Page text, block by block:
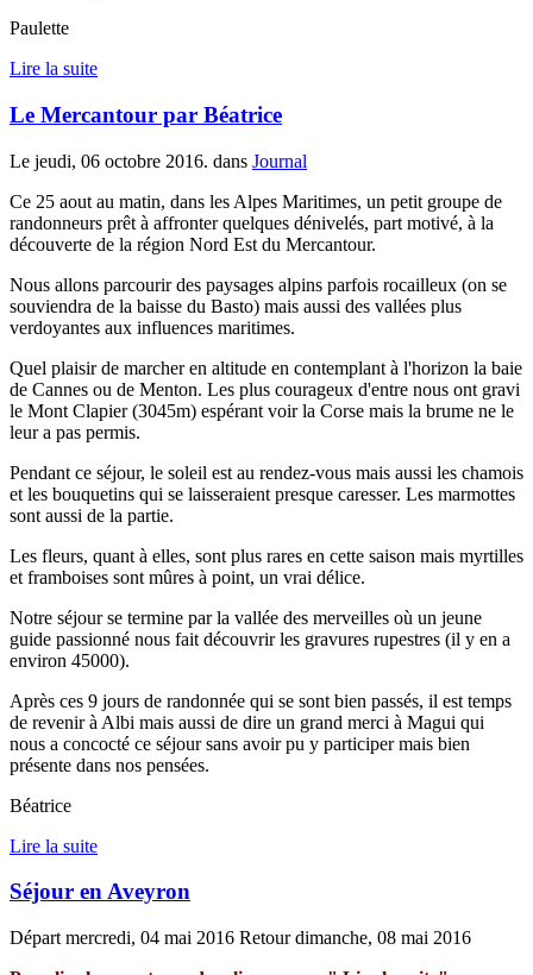
Paulette
Lire la suite
Le Mercantour par Béatrice
Le jeudi, 06 octobre 2016. dans Journal
Ce 25 aout au matin, dans les Alpes Maritimes, un petit groupe de
randonneurs prêt à affronter quelques dénivelés, part motivé, à la
découverte de la région Nord Est du Mercantour.
Nous allons parcourir des paysages alpins parfois rocailleux (on se
souviendra de la baisse du Basto) mais aussi des vallées plus
verdoyantes aux influences maritimes.
Quel plaisir de marcher en altitude en contemplant à l'horizon la baie
de Cannes ou de Menton. Les plus courageux d'entre nous ont gravi
le Mont Clapier (3045m) espérant voir la Corse mais la brume ne le
leur a pas permis.
Pendant ce séjour, le soleil est au rendez-vous mais aussi les chamois
et les bouquetins qui se laisseraient presque caresser. Les marmottes
sont aussi de la partie.
Les fleurs, quant à elles, sont plus rares en cette saison mais myrtilles
et framboises sont mûres à point, un vrai délice.
Notre séjour se termine par la vallée des merveilles où un jeune
guide passionné nous fait découvrir les gravures rupestres (il y en a
environ 45000).
Après ces 9 jours de randonnée qui se sont bien passés, il est temps
de revenir à Albi mais aussi de dire un grand merci à Magui qui
nous a concocté ce séjour sans avoir pu y participer mais bien
présente dans nos pensées.
Béatrice
Lire la suite
Séjour en Aveyron
Départ mercredi, 04 mai 2016 Retour dimanche, 08 mai 2016